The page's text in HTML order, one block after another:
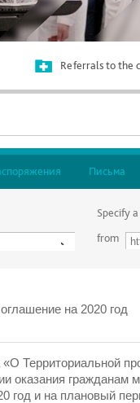
Referrals to the
Письма
Specify
from
на 2020 год
Территориальной
оказания
год и на плановый